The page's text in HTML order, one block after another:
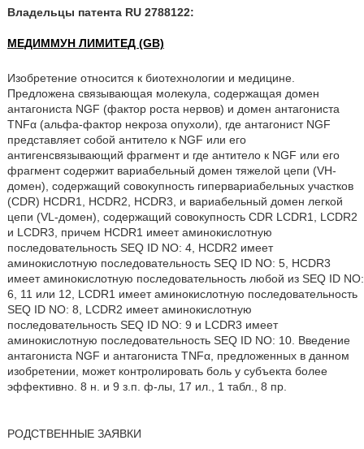
Владельцы патента RU 2788122:
МЕДИММУН ЛИМИТЕД (GB)
Изобретение относится к биотехнологии и медицине.
Предложена связывающая молекула, содержащая домен
антагониста NGF (фактор роста нервов) и домен антагониста
TNFα (альфа-фактор некроза опухоли), где антагонист NGF
представляет собой антитело к NGF или его
антигенсвязывающий фрагмент и где антитело к NGF или его
фрагмент содержит вариабельный домен тяжелой цепи (VH-
домен), содержащий совокупность гипервариабельных участков
(CDR) HCDR1, HCDR2, HCDR3, и вариабельный домен легкой
цепи (VL-домен), содержащий совокупность CDR LCDR1, LCDR2
и LCDR3, причем HCDR1 имеет аминокислотную
последовательность SEQ ID NO: 4, HCDR2 имеет
аминокислотную последовательность SEQ ID NO: 5, HCDR3
имеет аминокислотную последовательность любой из SEQ ID NO:
6, 11 или 12, LCDR1 имеет аминокислотную последовательность
SEQ ID NO: 8, LCDR2 имеет аминокислотную
последовательность SEQ ID NO: 9 и LCDR3 имеет
аминокислотную последовательность SEQ ID NO: 10. Введение
антагониста NGF и антагониста TNFα, предложенных в данном
изобретении, может контролировать боль у субъекта более
эффективно. 8 н. и 9 з.п. ф-лы, 17 ил., 1 табл., 8 пр.
РОДСТВЕННЫЕ ЗАЯВКИ